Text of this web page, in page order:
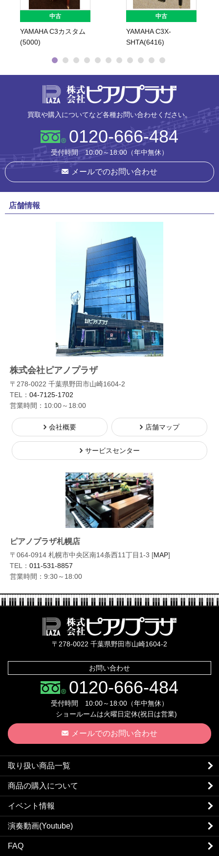
中古
YAMAHA C3カスタム
(5000)
中古
YAMAHA C3X-
SHTA(6416)
買取や購入についてなど各種お問い合わせください。
0120-666-484
受付時間 10:00～18:00（年中無休）
メールでのお問い合わせ
店舗情報
株式会社ピアノプラザ
〒278-0022 千葉県野田市山崎1604-2
TEL： 04-7125-1702
営業時間：10:00～18:00
会社概要 店舗マップ
サービスセンター
ピアノプラザ札幌店
〒064-0914 札幌市中央区南14条西11丁目1-3 [MAP]
TEL： 011-531-8857
営業時間：9:30～18:00
〒278-0022 千葉県野田市山崎1604-2
お問い合わせ
0120-666-484
受付時間 10:00～18:00（年中無休）
ショールームは火曜日定休(祝日は営業)
メールでのお問い合わせ
取り扱い商品一覧
商品の購入について
イベント情報
演奏動画(Youtube)
FAQ